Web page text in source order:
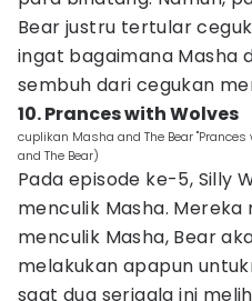
Bear justru tertular
ingat bagaimana Masha
sembuh dari cegukan
10. Prances with Wolves
cuplikan Masha and The Bear
and The Bear)
Pada episode ke-5, Silly
menculik Masha.
menculik Masha, Bear
melakukan apapun
saat dua serigala ini